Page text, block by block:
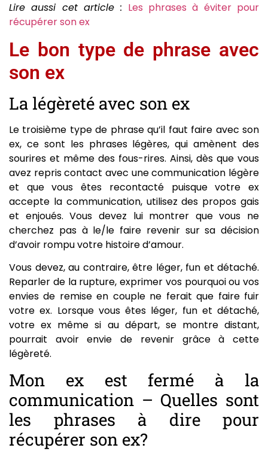
Lire aussi cet article : Les phrases à éviter pour
récupérer son ex
Le bon type de phrase avec
son ex
La légèreté avec son ex
Le troisième type de phrase qu’il faut faire avec son
ex, ce sont les phrases légères, qui amènent des
sourires et même des fous-rires. Ainsi, dès que vous
avez repris contact avec une communication légère
et que vous êtes recontacté puisque votre ex
accepte la communication, utilisez des propos gais
et enjoués. Vous devez lui montrer que vous ne
cherchez pas à le/le faire revenir sur sa décision
d’avoir rompu votre histoire d’amour.
Vous devez, au contraire, être léger, fun et détaché.
Reparler de la rupture, exprimer vos pourquoi ou vos
envies de remise en couple ne ferait que faire fuir
votre ex. Lorsque vous êtes léger, fun et détaché,
votre ex même si au départ, se montre distant,
pourrait avoir envie de revenir grâce à cette
légèreté.
Mon ex est fermé à la
communication – Quelles sont
les phrases à dire pour
récupérer son ex?